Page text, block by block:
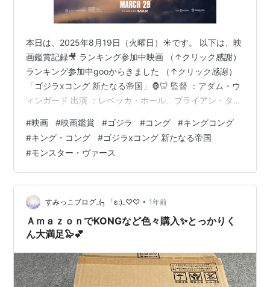
本日は、2025年8月19日（火曜日）☀️です。 以下は、映
画鑑賞記録🎥 ランキング参加中映画 （↑クリック感謝）
ランキング参加中gooからきました （↑クリック感謝）
「ゴジラxコング 新たなる帝国」🦍🦷 監督 ：アダム・ウ
ィンガード 出演 ：レベッカ・ホール、ブライアン・タイ
制作国：アメリカ合衆国🇺🇸 原題 ：Godzilla x Kong:
The New Empire 2025年7月25日（金曜日）☀️の深夜か
ら、日付が変わった0:50頃までにかけて「Netflix」日本
語吹替版で鑑賞しました。
#映画 #映画鑑賞 #ゴジラ #コング #キングコング
#キング・コング #ゴジラxコング 新たなる帝国
#モンスター・ヴァース
すみっこブログ_(┐「ε:)_♡♡ • 1年前
ＡｍａｚｏｎでKONGなど色々購入✨とっかりく
ん大満足🦭💕